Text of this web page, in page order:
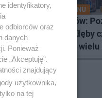
Z REGIONU
Żelechów:
paliw. Kłęby
widać z
identyfikatory,
odbiorców oraz
danych
Ponieważ
„Akceptuję”.
znajdujący
użytkownika,
na tej